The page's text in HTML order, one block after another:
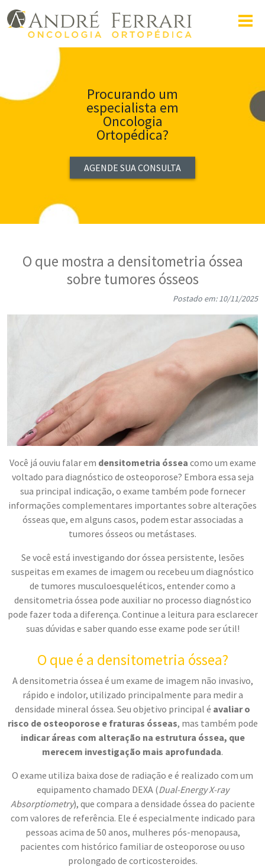
Procurando um
especialista em
Oncologia
Ortopédica?
AGENDE SUA CONSULTA
O que mostra a densitometria óssea
sobre tumores ósseos
Postado em: 10/11/2025
Você já ouviu falar em densitometria óssea como um exame
voltado para diagnóstico de osteoporose? Embora essa seja
sua principal indicação, o exame também pode fornecer
informações complementares importantes sobre alterações
ósseas que, em alguns casos, podem estar associadas a
tumores ósseos ou metástases.
Se você está investigando dor óssea persistente, lesões
suspeitas em exames de imagem ou recebeu um diagnóstico
de tumores musculoesqueléticos, entender como a
densitometria óssea pode auxiliar no processo diagnóstico
pode fazer toda a diferença. Continue a leitura para esclarecer
suas dúvidas e saber quando esse exame pode ser útil!
O que é a densitometria óssea?
Adensitometria óssea é um exame de imagem não invasivo,
rápido e indolor, utilizado principalmente para medir a
densidade mineral óssea. Seu objetivo principal é avaliar o
risco de osteoporose e fraturas ósseas, mas também pode
indicar áreas com alteração na estrutura óssea, que
merecem investigação mais aprofundada.
O exame utiliza baixa dose de radiação e é realizado com um
equipamento chamado DEXA (Dual-Energy X-ray
Absorptiometry), que compara a densidade óssea do paciente
com valores de referência. Ele é especialmente indicado para
pessoas acima de 50 anos, mulheres pós-menopausa,
pacientes com histórico familiar de osteoporose ou uso
prolongado de corticosteroides.